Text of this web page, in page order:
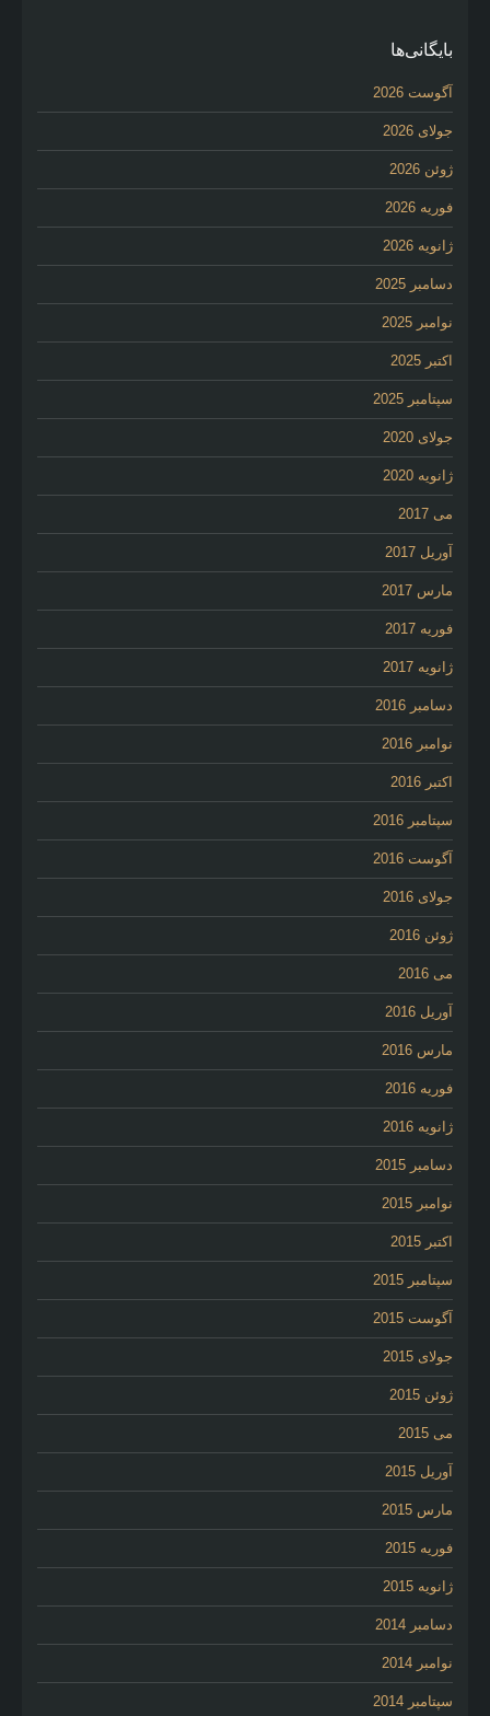
بایگانی‌ها
آگوست 2026
جولای 2026
ژوئن 2026
فوریه 2026
ژانویه 2026
دسامبر 2025
نوامبر 2025
اکتبر 2025
سپتامبر 2025
جولای 2020
ژانویه 2020
می 2017
آوریل 2017
مارس 2017
فوریه 2017
ژانویه 2017
دسامبر 2016
نوامبر 2016
اکتبر 2016
سپتامبر 2016
آگوست 2016
جولای 2016
ژوئن 2016
می 2016
آوریل 2016
مارس 2016
فوریه 2016
ژانویه 2016
دسامبر 2015
نوامبر 2015
اکتبر 2015
سپتامبر 2015
آگوست 2015
جولای 2015
ژوئن 2015
می 2015
آوریل 2015
مارس 2015
فوریه 2015
ژانویه 2015
دسامبر 2014
نوامبر 2014
سپتامبر 2014